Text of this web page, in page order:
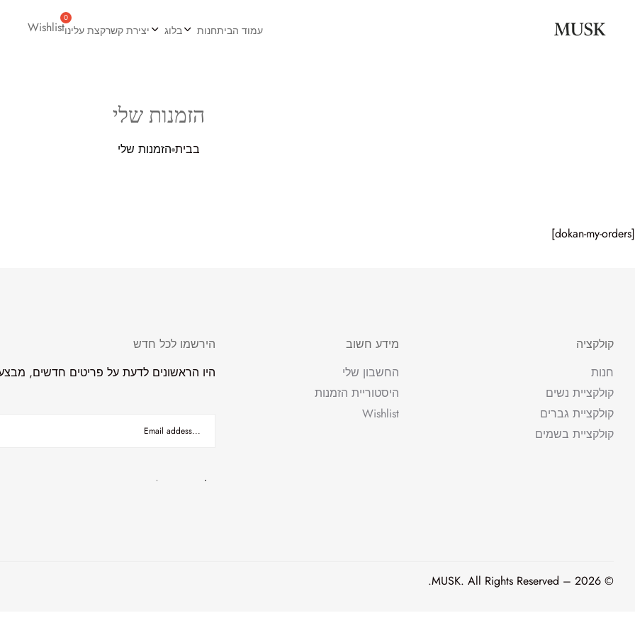
עמוד הביתחנות בלוג יצירת קשרקצת עלינוWishlist
הזמנות שלי
בבית הזמנות שלי
[dokan-my-orders]
קולקציה
חנות
קולקציית נשים
קולקציית גברים
קולקציית בשמים
מידע חשוב
החשבון שלי
היסטוריית הזמנות
Wishlist
הירשמו לכל חדש
היו הראשונים לדעת על פריטים חדשים,
© 2026 – MUSK. All Rights Reserved.